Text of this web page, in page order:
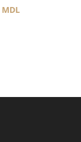
MDL